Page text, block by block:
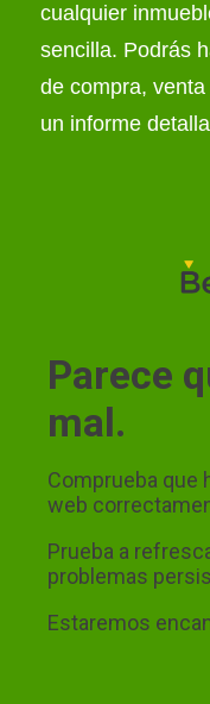
cualquier
sencilla. Podrás
de compra,
un informe